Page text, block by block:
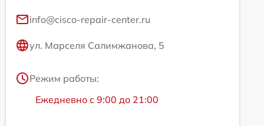
info@cisco-repair-center.ru
ул. Марселя Салимжанова, 5
Режим работы:
Ежедневно с 9:00 до 21:00